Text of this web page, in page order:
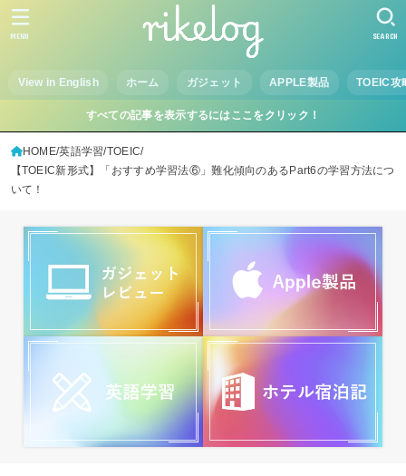
View in English ホーム ガジェット APPLE製品 TOEIC攻
SEARCH
MENU
すべての記事を表示するにはここをクリック！
HOME 英語学習
TOEIC
【TOEIC新形式】「おすすめ学習法⑥」難化傾向のあるPart6の学習方法につ
いて！